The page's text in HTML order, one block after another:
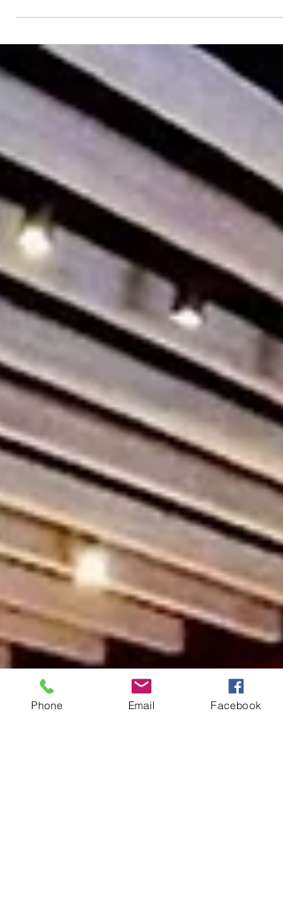
A well-established, 20-year restaurant in the
owner's retirement. This ~3,000...
Phone Email Facebook